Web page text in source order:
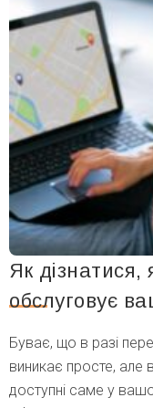
Як дізнатися,
обслуговує
Буває, що в разі
виникає просте, але
доступні саме у